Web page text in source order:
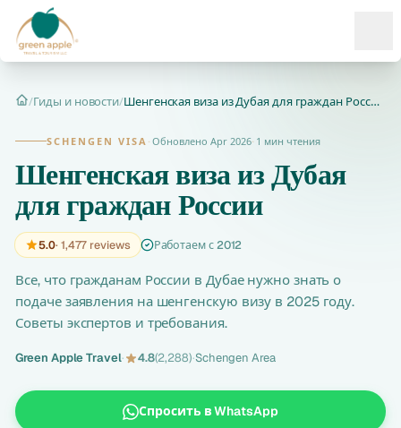
Главная
/Гиды и новости/ Шенгенская виза из Дубая для граждан России - Полное руковод...
SCHENGEN VISA · Обновлено Apr 2026· 1 мин чтения
Шенгенская виза из Дубая
для граждан России
5.0· 1,477 reviews Работаем с 2012
Все, что гражданам России в Дубае нужно знать о
подаче заявления на шенгенскую визу в 2025 году.
Советы экспертов и требования.
Green Apple Travel· 4.8(2,288)·Schengen Area
Спросить в WhatsApp